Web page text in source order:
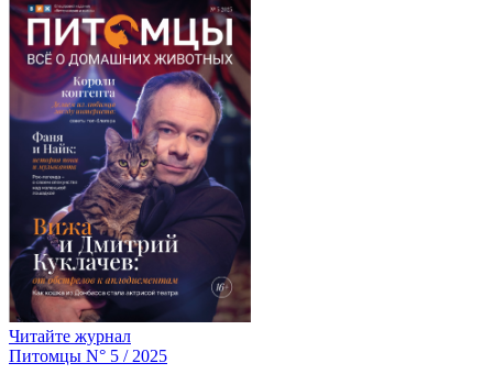
Читайте журнал
Питомцы N° 5 / 2025